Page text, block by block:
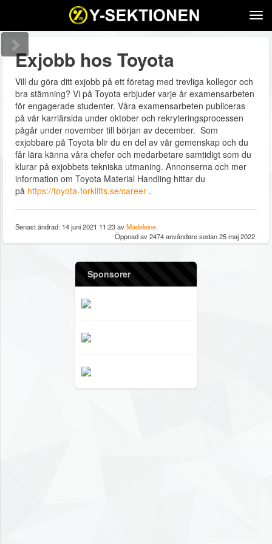
Exjobb hos Toyota
Vill du göra ditt exjobb på ett företag med trevliga kollegor och
bra stämning? Vi på Toyota erbjuder varje år examensarbeten
för engagerade studenter. Våra examensarbeten publiceras
på vår karriärsida under oktober och rekryteringsprocessen
pågår under november till början av december. Som
exjobbare på Toyota blir du en del av vår gemenskap och du
får lära känna våra chefer och medarbetare samtidigt som du
klurar på exjobbets tekniska utmaning. Annonserna och mer
information om Toyota Material Handling hittar du
på https://toyota-forklifts.se/career .
Senast ändrad: 14 juni 2021 11:23 avMadeleine.
Öppnad av 2474 användare sedan 25 maj 2022.
Sponsorer